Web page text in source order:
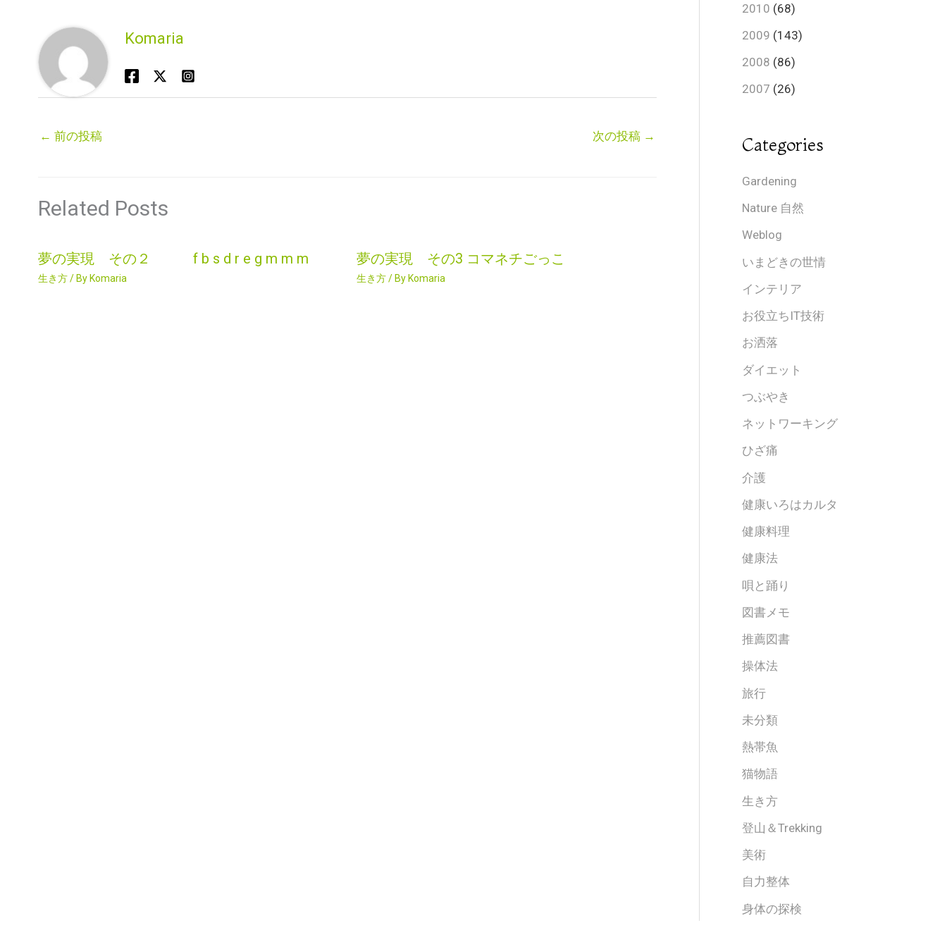
Komaria
← 前の投稿 次の投稿 →
Related Posts
夢の実現 その２ f b s d r e g m m m
生き方/ By Komaria
夢の実現 その3 コマネチごっこ
生き方/ By Komaria
2010 (68)
2009 (143)
2008 (86)
2007 (26)
Categories
Gardening
Nature 自然
Weblog
いまどきの世情
インテリア
お役立ちIT技術
お洒落
ダイエット
つぶやき
ネットワーキング
ひざ痛
介護
健康いろはカルタ
健康料理
健康法
唄と踊り
図書メモ
推薦図書
操体法
旅行
未分類
熱帯魚
猫物語
生き方
登山＆Trekking
美術
自力整体
身体の探検